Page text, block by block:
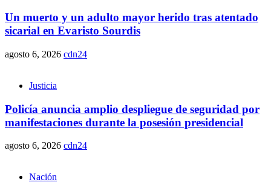
Un muerto y un adulto mayor herido tras atentado
sicarial en Evaristo Sourdis
agosto 6, 2026 cdn24
Justicia
Policía anuncia amplio despliegue de seguridad por
manifestaciones durante la posesión presidencial
agosto 6, 2026 cdn24
Nación